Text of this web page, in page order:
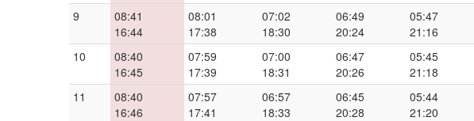
9
08:41
16:44
08:01
17:38
07:02
18:30
06:49
20:24
05:47
21:16
10
08:40
16:45
07:59
17:39
07:00
18:31
06:47
20:26
05:45
21:18
11
08:40
16:46
07:57
17:41
06:57
18:33
06:45
20:28
05:44
21:20